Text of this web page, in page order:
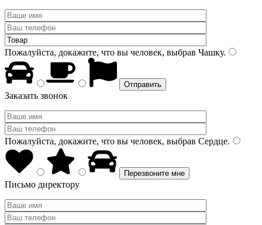
Пожалуйста, докажите, что вы человек, выбрав Чашку.
Заказать звонок
Пожалуйста, докажите, что вы человек, выбрав Сердце.
Письмо директору